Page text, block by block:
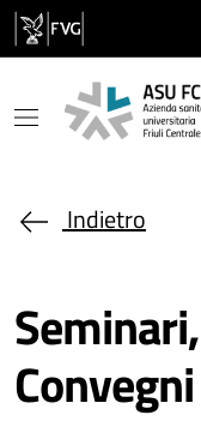
Salta al contenuto
Indietro
Convegni